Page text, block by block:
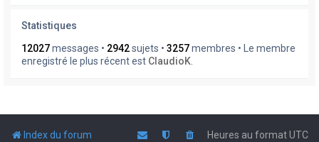
Statistiques
12027messages • 2942sujets • 3257membres • Le membre
enregistré le plus récent est ClaudioK
Index du forum Heures au formatUTC